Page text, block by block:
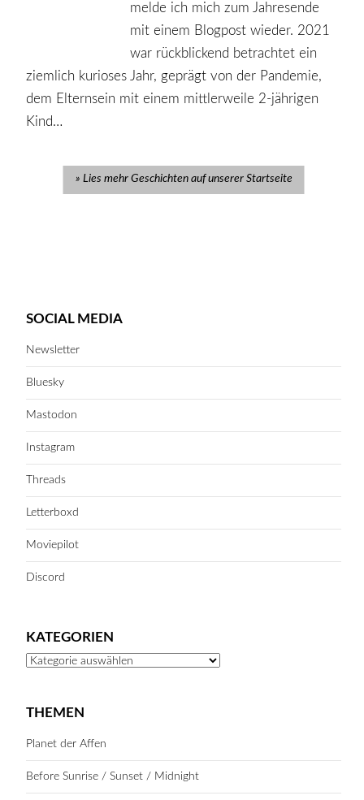
melde ich mich zum Jahresende
mit einem Blogpost wieder. 2021
war rückblickend betrachtet ein
ziemlich kurioses Jahr, geprägt von der Pandemie,
dem Elternsein mit einem mittlerweile 2-jährigen
Kind…
Lies mehr Geschichten auf unserer Startseite
SOCIAL MEDIA
Newsletter
Bluesky
Mastodon
Instagram
Threads
Letterboxd
Moviepilot
Discord
KATEGORIEN
Kategorien
THEMEN
Planet der Affen
Before Sunrise / Sunset / Midnight